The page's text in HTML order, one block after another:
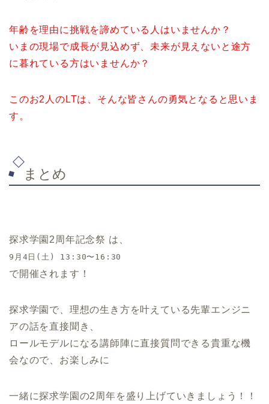
年齢を理由に挑戦を諦めている人はいませんか？
いまの現場で成長が見込めず、未来が見えないと途方
に暮れている方はいませんか？
このお2人のLTは、そんな皆さんの勇気となると思いま
す。
まとめ
探求学園2周年記念祭 は、
9月4日(土) 13:30〜16:30
で開催されます！
探求学園で、理想の生き方を叶えている先輩エンジニ
アの話を直接聞き、
ロールモデルになる講師陣に直接質問できる貴重な機
会なので、お楽しみに
一緒に探求学園の2周年を盛り上げていきましょう！！